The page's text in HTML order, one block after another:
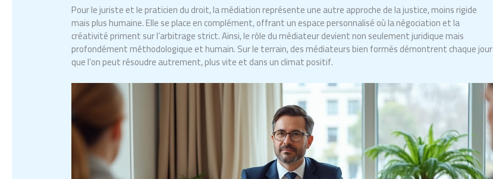
Pour le juriste et le praticien du droit, la médiation représente une autre approche de la justice, moins rigide
mais plus humaine. Elle se place en complément, offrant un espace personnalisé où la négociation et la
créativité priment sur l’arbitrage strict. Ainsi, le rôle du médiateur devient non seulement juridique mais
profondément méthodologique et humain. Sur le terrain, des médiateurs bien formés démontrent chaque jour
que l’on peut résoudre autrement, plus vite et dans un climat positif.